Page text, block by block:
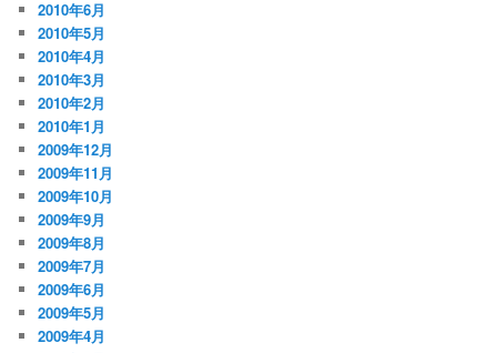
2010年6月
2010年5月
2010年4月
2010年3月
2010年2月
2010年1月
2009年12月
2009年11月
2009年10月
2009年9月
2009年8月
2009年7月
2009年6月
2009年5月
2009年4月